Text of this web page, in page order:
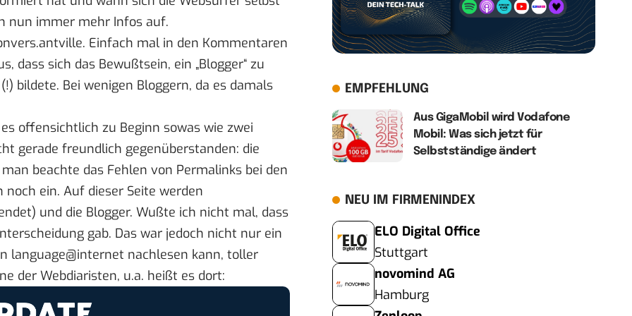
nun immer mehr Infos auf.
. Einfach mal in den Kommentaren
dass sich das Bewußtsein, ein „Blogger“ zu
bildete. Bei wenigen Bloggern, da es damals
offensichtlich zu Beginn sowas wie zwei
gerade freundlich gegenüberstanden: die
man beachte das Fehlen von Permalinks bei den
ein. Auf dieser Seite werden
und die Blogger. Wußte ich nicht mal, dass
gab. Das war jedoch nicht nur ein
language@internet nachlesen kann, toller
der Webdiaristen, u.a. heißt es dort:
EMPFEHLUNG
Aus GigaMobil wird Vodafone
Mobil: Was sich jetzt für
Selbstständige ändert
NEU IM FIRMENINDEX
ELO Digital Office
Stuttgart
novomind AG
Hamburg